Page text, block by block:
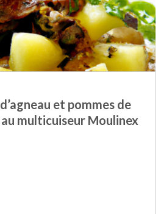
et pommes de
multicuiseur Moulinex